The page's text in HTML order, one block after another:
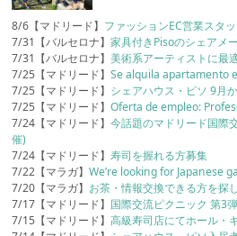
8/6【マドリード】 ファッションEC営業スタ
7/31【バルセロナ】家具付きPisoのシェアメ
7/31【バルセロナ】美術系アーティストに最
7/25【マドリード】Se alquila apartamento
7/25【マドリード】 シェアハウス・ピソ 9月
7/25【マドリード】Oferta de empleo:
7/24【マドリード】今話題のマドリード国際
催)
7/24【マドリード】寿司を握れる方募集
7/22【マラガ】We’re looking for Japanese
7/20【マラガ】 お茶・情報交換できる方を探
7/17【マドリード】 国際交流ピクニック 第3
7/15【マドリード】高級寿司店にてホール・